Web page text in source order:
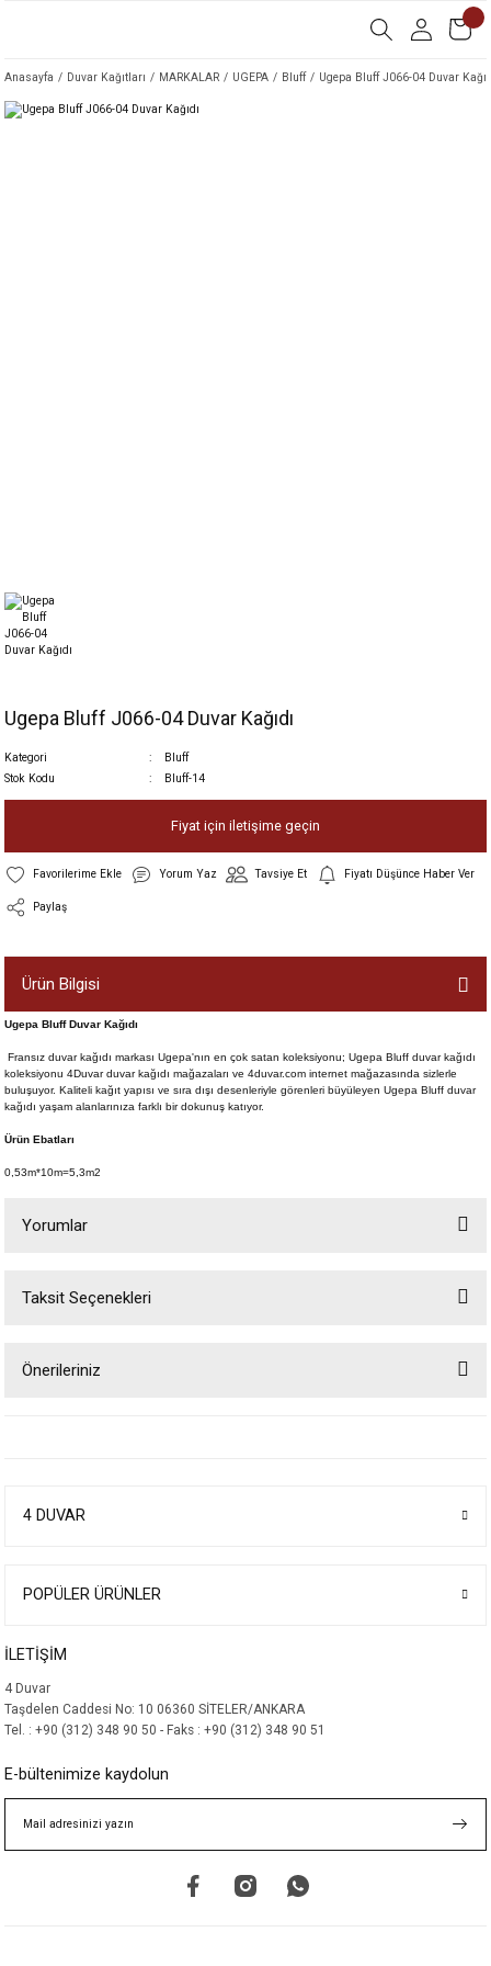
Anasayfa Duvar Kağıtları MARKALAR UGEPA Bluff Ugepa Bluff J066-04 Duvar
Ugepa Bluff J066-04 Duvar Kağıdı
Kategori
Bluff
Stok Kodu
Bluff-14
Fiyat için iletişime geçin
Yorum Yaz Tavsiye Et Fiyatı Düşünce Haber Ver
Paylaş
Ürün Bilgisi
Ugepa Bluff Duvar Kağıdı
Fransız duvar kağıdı markası Ugepa'nın en çok satan koleksiyonu; Ugepa Bluff duvar kağıdı
koleksiyonu 4Duvar duvar kağıdı mağazaları ve 4duvar.com internet mağazasında sizlerle
buluşuyor. Kaliteli kağıt yapısı ve sıra dışı desenleriyle görenleri büyüleyen Ugepa Bluff duvar
kağıdı yaşam alanlarınıza farklı bir dokunuş katıyor.
Ürün Ebatları
0,53m*10m=5,3m2
Yorumlar
Taksit Seçenekleri
Önerileriniz
Ürün bilgilerinde hatalar bulunuyor.
Bu ürüne benzer farklı alternatifler olmalı.
Gönder
4 DUVAR
POPÜLER ÜRÜNLER
İLETİŞİM
4 Duvar
Taşdelen Caddesi No: 10 06360 SİTELER/ANKARA
Tel. : +90 (312) 348 90 50 - Faks : +90 (312) 348 90 51
E-bültenimize kaydolun